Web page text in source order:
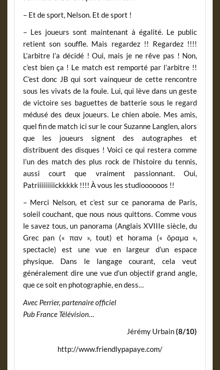
– Et de sport, Nelson. Et de sport !
– Les joueurs sont maintenant à égalité. Le public
retient son souffle. Mais regardez !! Regardez !!!!
L’arbitre l’a décidé ! Oui, mais je ne rêve pas ! Non,
c’est bien ça ! Le match est remporté par l’arbitre !!
C’est donc JB qui sort vainqueur de cette rencontre
sous les vivats de la foule. Lui, qui lève dans un geste
de victoire ses baguettes de batterie sous le regard
médusé des deux joueurs. Le chien aboie. Mes amis,
quel fin de match ici sur le cour Suzanne Langlen, alors
que les joueurs signent des autographes et
distribuent des disques ! Voici ce qui restera comme
l’un des match des plus rock de l’histoire du tennis,
aussi court que vraiment passionnant. Oui,
Patriiiiiiiiickkkkk !!!! À vous les studioooooos !!
– Merci Nelson, et c’est sur ce panorama de Paris,
soleil couchant, que nous nous quittons. Comme vous
le savez tous, un panorama (Anglais XVIIIe siècle, du
Grec pan (« παν », tout) et horama (« ὅραμα »,
spectacle) est une vue en largeur d’un espace
physique. Dans le langage courant, cela veut
généralement dire une vue d’un objectif grand angle,
que ce soit en photographie, en dess…
Avec Perrier, partenaire officiel
Pub France Télévision…
Jérémy Urbain(8/10)
http://www.friendlypapaye.com/